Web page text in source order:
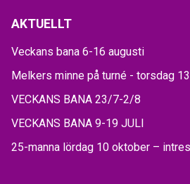
AKTUELLT
Veckans bana 6-16 augusti
Melkers minne på turné - torsdag
VECKANS BANA 23/7-2/8
VECKANS BANA 9-19 JULI
25-manna lördag 10 oktober –